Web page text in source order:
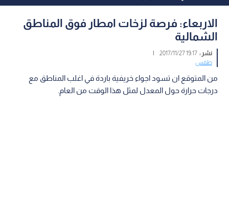
الاربعاء: فرصة لزخات امطار فوق المناطق
الشمالية
نشر :19:17 2017/11/27
|
طقس
من المتوقع ان تسود اجواء خريفية باردة في اغلب المناطق مع
درجات حرارة حول المعدل لمثل هذا الوقت من العام.